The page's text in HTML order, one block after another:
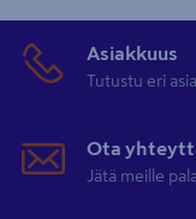
Asiakkuus
Tutustu eri
Ota
Jätä meille